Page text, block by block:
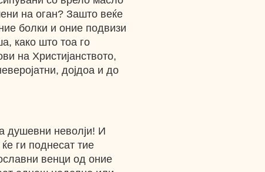
на оган? Зашто веќе
болки и оние подвизи
како што тоа го
на Христијанството,
дојдоа и до
душевни неволји! И
ги поднесат тие
венци од оние